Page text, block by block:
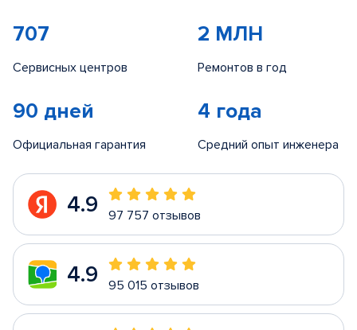
707
Сервисных центров
2 МЛН
Ремонтов в год
90 дней
Официальная гарантия
4 года
Средний опыт инженера
4.9 97 757 отзывов
4.9 95 015 отзывов